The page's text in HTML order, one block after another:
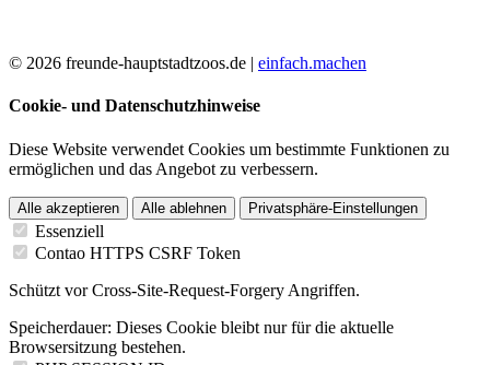
© 2026 freunde-hauptstadtzoos.de | einfach.machen
Cookie- und Datenschutzhinweise
Diese Website verwendet Cookies um bestimmte Funktionen zu
ermöglichen und das Angebot zu verbessern.
Alle akzeptieren Alle ablehnen Privatsphäre-Einstellungen
Essenziell
Contao HTTPS CSRF Token
Schützt vor Cross-Site-Request-Forgery Angriffen.
Speicherdauer: Dieses Cookie bleibt nur für die aktuelle
Browsersitzung bestehen.